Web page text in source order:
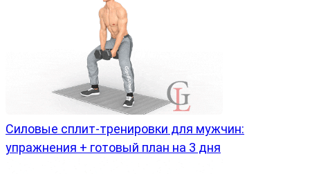
Силовые сплит-тренировки для мужчин:
упражнения + готовый план на 3 дня